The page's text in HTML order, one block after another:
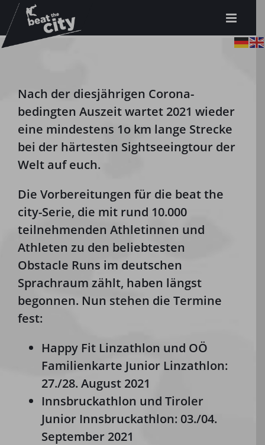
Zum
Inhalt
springen
Nach der diesjährigen Corona-
bedingten Auszeit wartet 2021 wieder
eine mindestens 1o km lange Strecke
bei der härtesten Sightseeingtour der
Welt auf euch.
Die Vorbereitungen für die beat the
city-Serie, die mit rund 10.000
teilnehmenden Athletinnen und
Athleten zu den beliebtesten
Obstacle Runs im deutschen
Sprachraum zählt, haben längst
begonnen. Nun stehen die Termine
fest:
Happy Fit Linzathlon und OÖ
Familienkarte Junior Linzathlon:
27./28. August 2021
Innsbruckathlon und Tiroler
Junior Innsbruckathlon: 03./04.
September 2021